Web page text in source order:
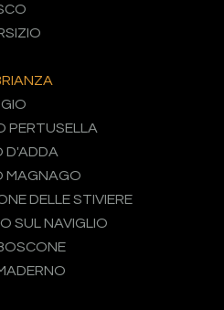
PERTUSELLA
D'ADDA
MAGNAGO
DELLE STIVIERE
SUL NAVIGLIO